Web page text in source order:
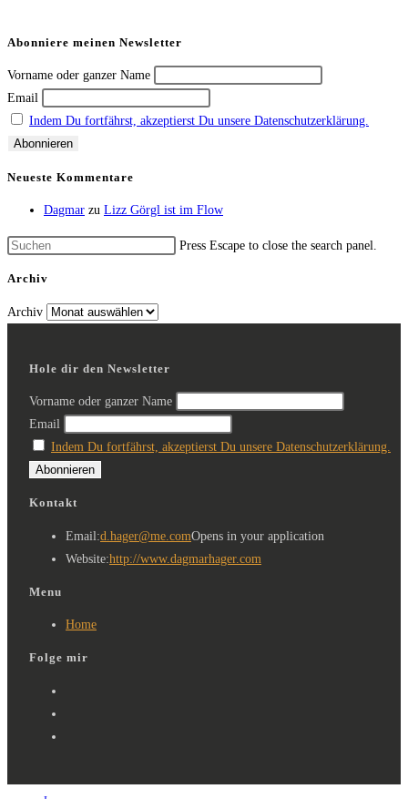
Abonniere meinen Newsletter
Vorname oder ganzer Name
Email
Indem Du fortfährst, akzeptierst Du unsere Datenschutzerklärung.
Neueste Kommentare
Dagmar zu Lizz Görgl ist im Flow
Press Escape to close the search panel.
Archiv
Archiv
Hole dir den Newsletter
Vorname oder ganzer Name
Email
Indem Du fortfährst, akzeptierst Du unsere Datenschutzerklärung.
Kontakt
Email:d.hager@me.comOpens in your application
Website:http://www.dagmarhager.com
Menu
Home
Folge mir